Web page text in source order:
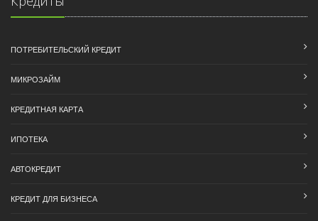
ПОТРЕБИТЕЛЬСКИЙ КРЕДИТ
МИКРОЗАЙМ
КРЕДИТНАЯ КАРТА
ИПОТЕКА
АВТОКРЕДИТ
КРЕДИТ ДЛЯ БИЗНЕСА